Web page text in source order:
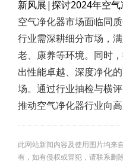
新风展|探讨2024年空
空气净化器市场面临同
行业需深耕细分市场，
老、康养等环境。同时
出性能卓越、深度净化
场。通过行业抽检与横
推动空气净化器行业向
此网站新闻内容及使用图片均来
有，如有侵权或冒犯，请联系删